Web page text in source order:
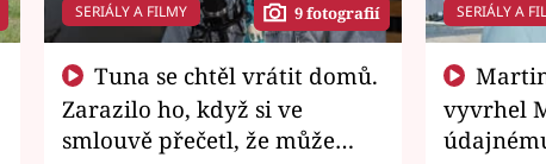
SERIÁLY A FILMY 9 fotografií
Zarazilo ho, když si ve
smlouvě přečetl, že může
SERIÁLY A
vyvrhel